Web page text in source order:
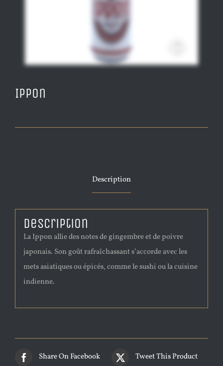
Ippon
Description
Description
La Ippon allie des notes de gingembre et de poivre
japonais. Son goût rafraîchassant s’accorde avec les
mets asiatiques ou épicés, comme le sushi ou la cuisine
indienne.
Share On Facebook Tweet This Product